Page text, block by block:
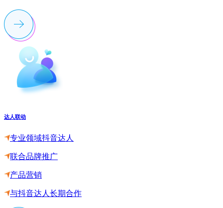
达人联动
专业领域抖音达人
联合品牌推广
产品营销
与抖音达人长期合作